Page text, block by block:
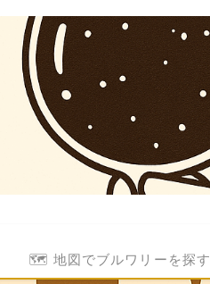
🗺️ 地図でブルワリーを探す